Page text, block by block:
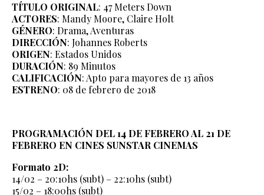
TÍTULO ORIGINAL: 47 Meters Down
ACTORES: Mandy Moore, Claire Holt
GÉNERO: Drama, Aventuras
DIRECCIÓN: Johannes Roberts
ORIGEN: Estados Unidos
DURACIÓN: 89 Minutos
CALIFICACIÓN: Apto para mayores de 13 años
ESTRENO: 08 de febrero de 2018
PROGRAMACIÓN DEL 14 DE FEBRERO AL 21 DE
FEBRERO EN CINES SUNSTAR CINEMAS
Formato 2D:
14/02 – 20:10hs (subt) – 22:10hs (subt)
15/02 – 18:00hs (subt)